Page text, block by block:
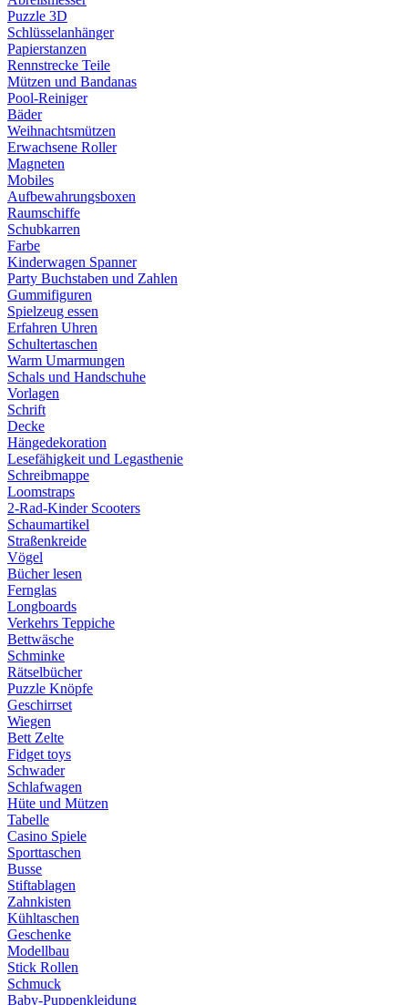
Puzzle 3D
Schlüsselanhänger
Papierstanzen
Rennstrecke Teile
Mützen und Bandanas
Pool-Reiniger
Bäder
Weihnachtsmützen
Erwachsene Roller
Magneten
Mobiles
Aufbewahrungsboxen
Raumschiffe
Schubkarren
Farbe
Kinderwagen Spanner
Party Buchstaben und Zahlen
Gummifiguren
Spielzeug essen
Erfahren Uhren
Schultertaschen
Warm Umarmungen
Schals und Handschuhe
Vorlagen
Schrift
Decke
Hängedekoration
Lesefähigkeit und Legasthenie
Schreibmappe
Loomstraps
2-Rad-Kinder Scooters
Schaumartikel
Straßenkreide
Vögel
Bücher lesen
Fernglas
Longboards
Verkehrs Teppiche
Bettwäsche
Schminke
Rätselbücher
Puzzle Knöpfe
Geschirrset
Wiegen
Bett Zelte
Fidget toys
Schwader
Schlafwagen
Hüte und Mützen
Tabelle
Casino Spiele
Sporttaschen
Busse
Stiftablagen
Zahnkisten
Kühltaschen
Geschenke
Modellbau
Stick Rollen
Schmuck
Baby-Puppenkleidung